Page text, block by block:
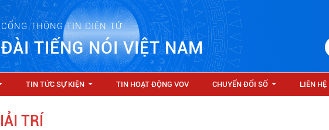
CỔNG THÔNG TIN ĐIỆN TỬ
ĐÀI TIẾNG NÓI VIỆT NAM
TIN TỨC SỰ KIỆN TIN HOẠT ĐỘNG VOV CHUYỂN ĐỔI SỐ LIÊN HỆ
TRÍ